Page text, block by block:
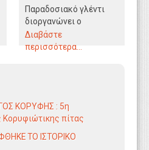
Παραδοσιακό γλέντι
διοργανώνει ο
Πολιτιστικός Σύλλογος
Κλειδίου ΄΄ Ο
Διαβάστε
περισσότερα...
ΚΟΡΥΦΗΣ : 5η
πίτας
ΤΟ ΙΣΤΟΡΙΚΟ